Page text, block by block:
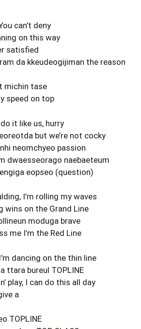
can’t deny
on this way
satisfied
da kkeudeogijiman the reason
michin tase
speed on top
it like us, hurry
but we’re not cocky
neomchyeo passion
dwaesseorago naebaeteum
eopseo (question)
I’m rolling my waves
wins on the Grand Line
moduga brave
me I’m the Red Line
dancing on the thin line
ttara bureul TOPLINE
play, I can do this all day
a
TOPLINE